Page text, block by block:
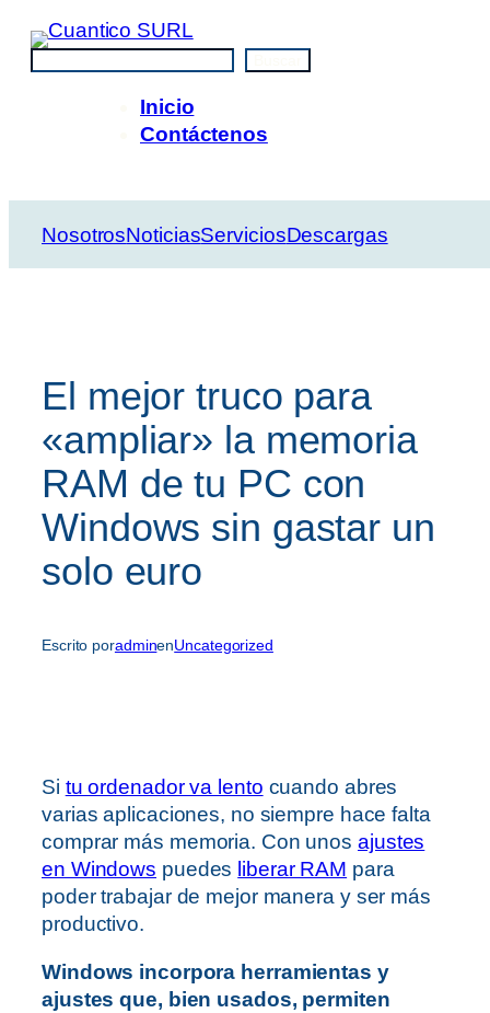
Saltar
contenido
Inicio
Contáctenos
NosotrosNoticiasServiciosDescargas
El mejor truco para
«ampliar» la memoria
RAM de tu PC con
Windows sin gastar un
solo euro
Escrito poradminenUncategorized
Si tu ordenador va lento cuando abres
varias aplicaciones, no siempre hace falta
comprar más memoria. Con unos ajustes
en Windows puedes liberar RAM para
poder trabajar de mejor manera y ser más
productivo.
Windows incorpora herramientas y
ajustes que, bien usados, permiten